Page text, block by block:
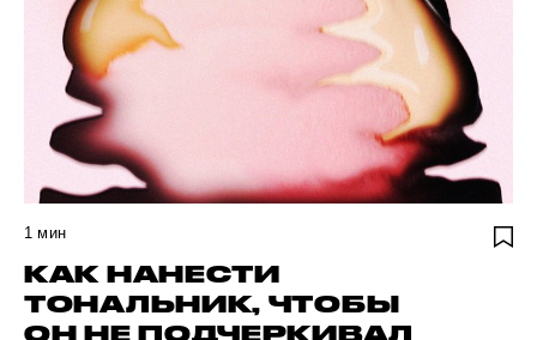
1 мин
КАК НАНЕСТИ
ТОНАЛЬНИК, ЧТОБЫ
ОН НЕ ПОДЧЕРКИВАЛ